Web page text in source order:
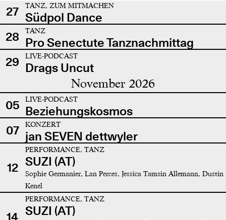
27 TANZ, ZUM MITMACHEN
Südpol Dance
28
TANZ
Pro Senectute Tanznachmittag
29
LIVE-PODCAST
Drags Uncut
November 2026
05 LIVE-PODCAST
Beziehungskosmos
07
KONZERT
jan SEVEN dettwyler
12
PERFORMANCE, TANZ
SUZI (AT)
Sophie Germanier, Lan Perces, Jessica Tamsin Allemann, Dustin
Kenel
14
PERFORMANCE, TANZ
SUZI (AT)